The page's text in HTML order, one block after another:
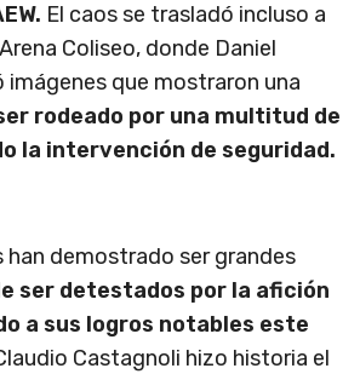
El caos se trasladó incluso a
Coliseo, donde Daniel
imágenes que mostraron una
rodeado por una multitud de
la intervención de seguridad.
han demostrado ser grandes
ser detestados por la afición
a sus logros notables este
Castagnoli hizo historia el